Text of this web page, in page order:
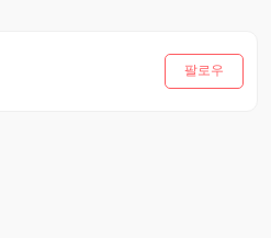
팔로우